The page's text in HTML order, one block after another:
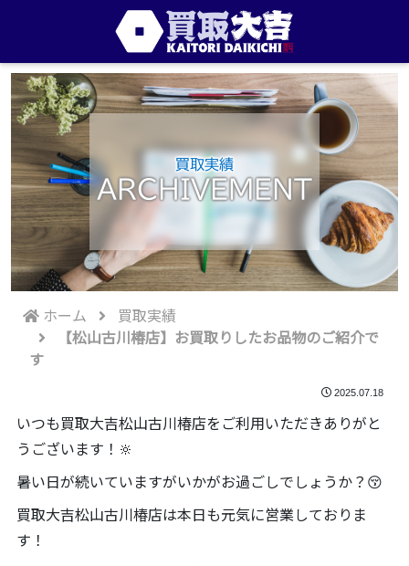
買取実績
ARCHIVEMENT
ホーム
買取実績
【松山古川椿店】お買取りしたお品物のご紹介で
す
2025.07.18
いつも買取大吉松山古川椿店をご利用いただきありがと
うございます！🔆
暑い日が続いていますがいかがお過ごしでしょうか？😚
買取大吉松山古川椿店は本日も元気に営業しておりま
す！